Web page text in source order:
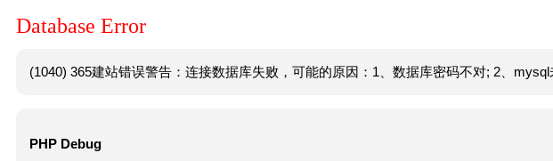
Database Error
(1040) 365建站错误警告：连接数据库失败，可能的原因：1、数据库密码不对; 2、mysql
PHP Debug